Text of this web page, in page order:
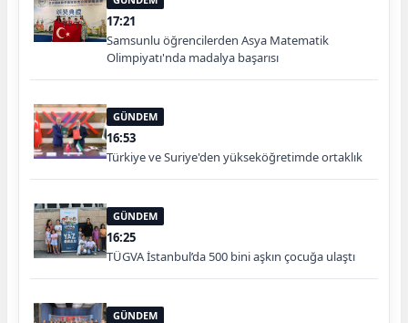
17:21
Samsunlu öğrencilerden Asya Matematik
Olimpiyatı'nda madalya başarısı
GÜNDEM
16:53
Türkiye ve Suriye'den yükseköğretimde ortaklık
GÜNDEM
16:25
TÜGVA İstanbul’da 500 bini aşkın çocuğa ulaştı
GÜNDEM